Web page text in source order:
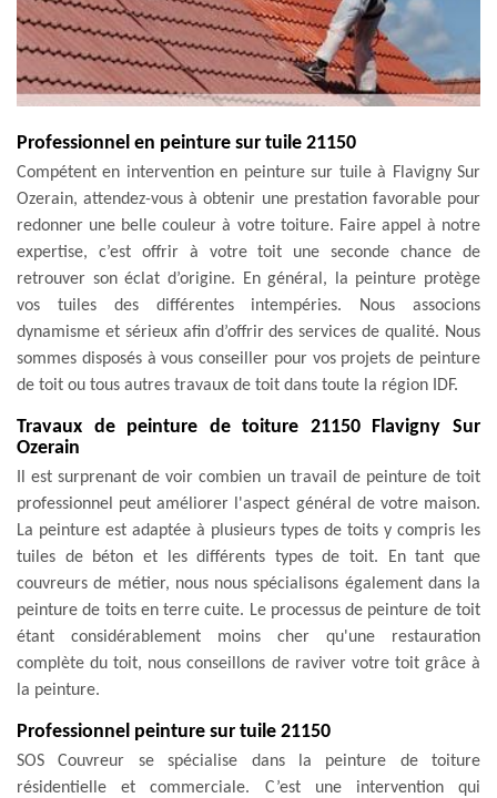
Professionnel en peinture sur tuile 21150
Compétent en intervention en peinture sur tuile à Flavigny Sur
Ozerain, attendez-vous à obtenir une prestation favorable pour
redonner une belle couleur à votre toiture. Faire appel à notre
expertise, c’est offrir à votre toit une seconde chance de
retrouver son éclat d’origine. En général, la peinture protège
vos tuiles des différentes intempéries. Nous associons
dynamisme et sérieux afin d’offrir des services de qualité. Nous
sommes disposés à vous conseiller pour vos projets de peinture
de toit ou tous autres travaux de toit dans toute la région IDF.
Travaux de peinture de toiture 21150 Flavigny Sur
Ozerain
Il est surprenant de voir combien un travail de peinture de toit
professionnel peut améliorer l'aspect général de votre maison.
La peinture est adaptée à plusieurs types de toits y compris les
tuiles de béton et les différents types de toit. En tant que
couvreurs de métier, nous nous spécialisons également dans la
peinture de toits en terre cuite. Le processus de peinture de toit
étant considérablement moins cher qu'une restauration
complète du toit, nous conseillons de raviver votre toit grâce à
la peinture.
Professionnel peinture sur tuile 21150
SOS Couvreur se spécialise dans la peinture de toiture
résidentielle et commerciale. C’est une intervention qui